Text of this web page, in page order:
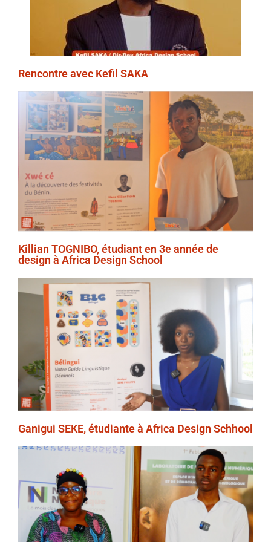
Rencontre avec Kefil SAKA
Killian TOGNIBO, étudiant en 3e année de
design à Africa Design School
Ganigui SEKE, étudiante à Africa Design Schhool